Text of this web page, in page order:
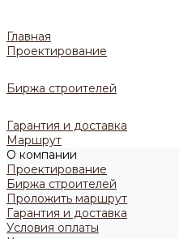
Главная
Проектирование
Биржа строителей
Гарантия и доставка
Маршрут
О компании
Проектирование
Биржа строителей
Проложить маршрут
Гарантия и доставка
Условия оплаты